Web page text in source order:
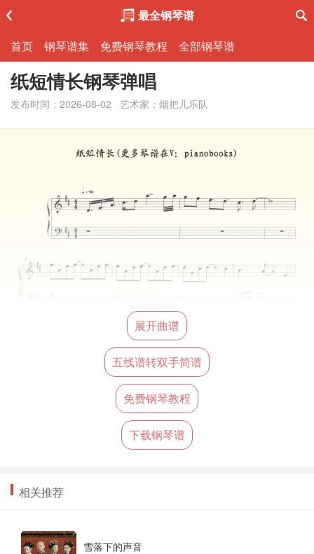
最全钢琴谱
首页
钢琴谱集 免费钢琴教程 全部钢琴谱
纸短情长钢琴弹唱
发布时间：2026-08-02 艺术家：烟把儿乐队
展开曲谱
五线谱转双手简谱
免费钢琴教程
下载钢琴谱
相关推荐
雪落下的声音